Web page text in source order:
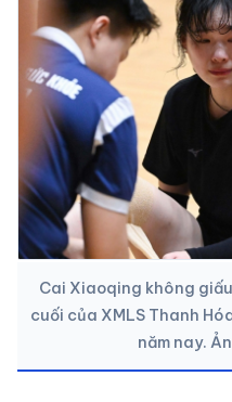
Cai Xiaoqing không
cuối của XMLS Thanh
năm nay.